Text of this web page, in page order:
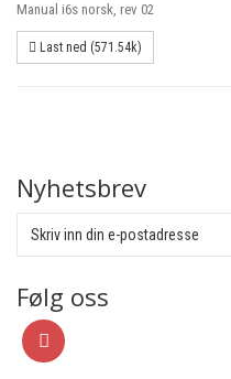
Manual i6s norsk, rev 02
Last ned (571.54k)
Nyhetsbrev
Følg oss